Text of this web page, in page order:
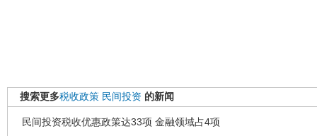
搜索更多税收政策 民间投资 的新闻
民间投资税收优惠政策达33项 金融领域占4项